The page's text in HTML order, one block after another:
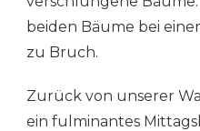
beiden Bäume bei
zu Bruch.
Zurück von unserer
ein fulminantes